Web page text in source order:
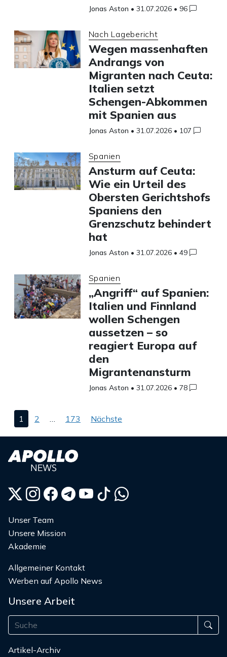
Jonas Aston • 31.07.2026 • 96
Nach Lagebericht
Wegen massenhaften
Andrangs von
Migranten nach Ceuta:
Italien setzt
Schengen-Abkommen
mit Spanien aus
Jonas Aston • 31.07.2026 • 107
Spanien
Ansturm auf Ceuta:
Wie ein Urteil des
Obersten Gerichtshofs
Spaniens den
Grenzschutz behindert
hat
Jonas Aston • 31.07.2026 • 49
Spanien
„Angriff“ auf Spanien:
Italien und Finnland
wollen Schengen
aussetzen – so
reagiert Europa auf
den
Migrantenansturm
Jonas Aston • 31.07.2026 • 78
Seitennummerierung
der
Beiträge
1 2 … 173 Nächste
Unser Team
Unsere Mission
Akademie
Allgemeiner Kontakt
Werben auf Apollo News
Unsere Arbeit
Artikel-Archiv